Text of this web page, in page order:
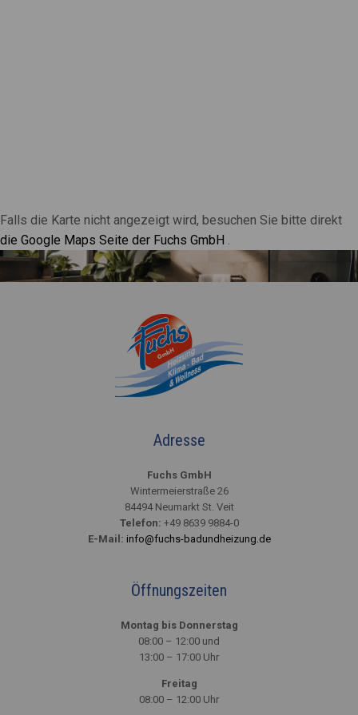
Falls die Karte nicht angezeigt wird, besuchen Sie bitte direkt
die Google Maps Seite der Fuchs GmbH .
Adresse
Fuchs GmbH
Wintermeierstraße 26
84494 Neumarkt St. Veit
Telefon: +49 8639 9884-0
E-Mail: info@fuchs-badundheizung.de
Öffnungszeiten
Montag bis Donnerstag
08:00 – 12:00 und
13:00 – 17:00 Uhr
Freitag
08:00 – 12:00 Uhr